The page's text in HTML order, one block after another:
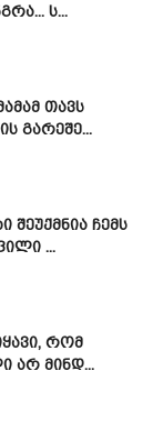
ს...
თავს
გარეშე...
შეუქმნია ჩემს
...
რომ
არ მინდ...